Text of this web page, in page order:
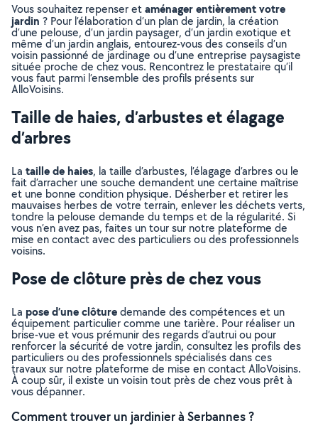
Vous souhaitez repenser etaménager entièrement votre
jardin ? Pour l’élaboration d’un plan de jardin, la création
d’une pelouse, d’un jardin paysager, d’un jardin exotique et
même d’un jardin anglais, entourez-vous des conseils d’un
voisin passionné de jardinage ou d’une entreprise paysagiste
située proche de chez vous. Rencontrez le prestataire qu’il
vous faut parmi l’ensemble des profils présents sur
AlloVoisins.
Taille de haies, d’arbustes et élagage
d’arbres
La taille de haies, la taille d’arbustes, l’élagage d’arbres ou le
fait d’arracher une souche demandent une certaine maîtrise
et une bonne condition physique. Désherber et retirer les
mauvaises herbes de votre terrain, enlever les déchets verts,
tondre la pelouse demande du temps et de la régularité. Si
vous n’en avez pas, faites un tour sur notre plateforme de
mise en contact avec des particuliers ou des professionnels
voisins.
Pose de clôture près de chez vous
La pose d’une clôturedemande des compétences et un
équipement particulier comme une tarière. Pour réaliser un
brise-vue et vous prémunir des regards d’autrui ou pour
renforcer la sécurité de votre jardin, consultez les profils des
particuliers ou des professionnels spécialisés dans ces
travaux sur notre plateforme de mise en contact AlloVoisins.
À coup sûr, il existe un voisin tout près de chez vous prêt à
vous dépanner.
Comment trouver un jardinier à Serbannes ?